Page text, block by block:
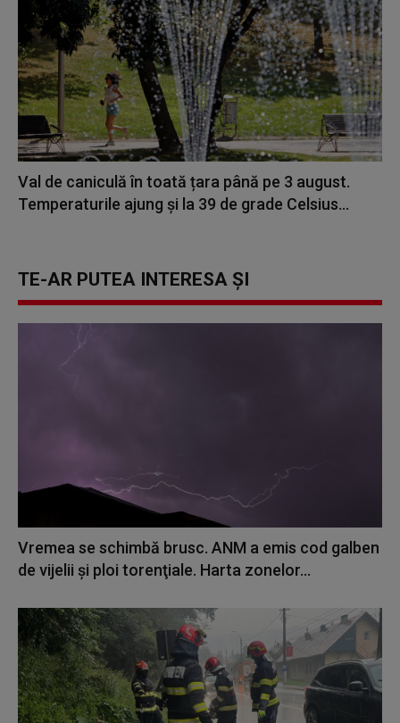
Val de caniculă în toată țara până pe 3 august.
Temperaturile ajung și la 39 de grade Celsius...
TE-AR PUTEA INTERESA ȘI
Vremea se schimbă brusc. ANM a emis cod galben
de vijelii şi ploi torenţiale. Harta zonelor...